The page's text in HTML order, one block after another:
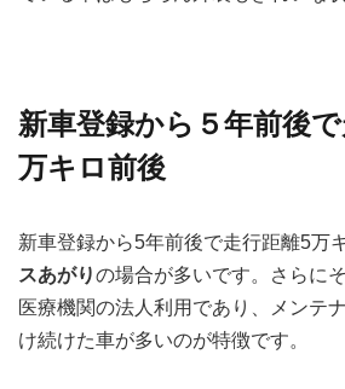
新車登録から５年前後
万キロ前後
新車登録から5年前後で走行距離5万
スあがりの場合が多いです。さらに
医療機関の法人利用であり、メンテ
け続けた車が多いのが特徴です。